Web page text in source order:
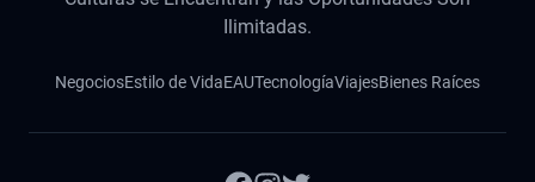
Ilimitadas.
NegociosEstilo de VidaEAUTecnologíaViajesBienes Raíces